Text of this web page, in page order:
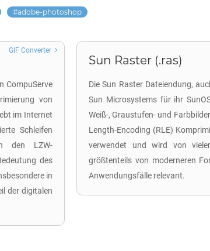
adobe-photoshop
CompuServe
von
im Internet
Schleifen
den LZW-
des
in
der digitalen
GIF Converter
Sun Raster (.ras)
Die Sun Raster Dateiendung,
Sun Microsystems für ihr
Weiß-, Graustufen- und
Length-Encoding (RLE)
verwendet und wird von
größtenteils von moderneren
Anwendungsfälle relevant.